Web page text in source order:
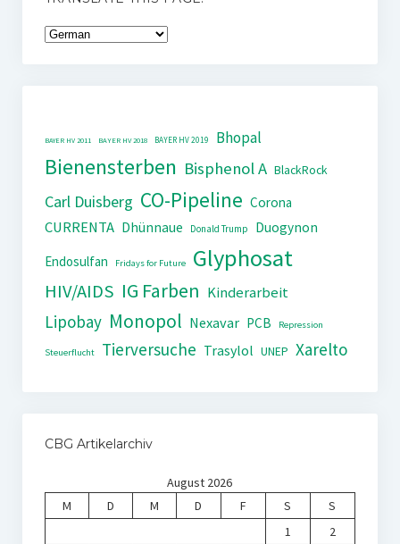
BAYER HV 2011 BAYER HV 2018 BAYER HV 2019 Bhopal
Bienensterben Bisphenol A BlackRock
Carl Duisberg CO-Pipeline Corona
CURRENTA Dhünnaue Donald Trump
Duogynon
Endosulfan
Fridays for Future Glyphosat
HIV/AIDS IG Farben Kinderarbeit
Lipobay Monopol Nexavar PCB Repression
Steuerflucht Tierversuche Trasylol UNEP Xarelto
CBG Artikelarchiv
August 2026
M
D M D F S
S
1
2